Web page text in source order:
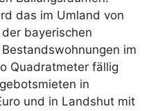
das im Umland von
bayerischen
im
Quadratmeter fällig
in
und in Landshut mit